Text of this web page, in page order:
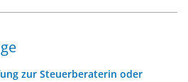
zur Steuerberaterin oder